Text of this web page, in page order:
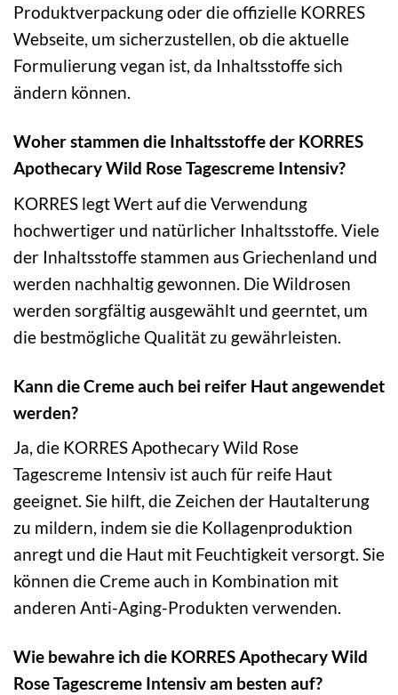
Produktverpackung oder die offizielle KORRES
Webseite, um sicherzustellen, ob die aktuelle
Formulierung vegan ist, da Inhaltsstoffe sich
ändern können.
Woher stammen die Inhaltsstoffe der KORRES
Apothecary Wild Rose Tagescreme Intensiv?
KORRES legt Wert auf die Verwendung
hochwertiger und natürlicher Inhaltsstoffe. Viele
der Inhaltsstoffe stammen aus Griechenland und
werden nachhaltig gewonnen. Die Wildrosen
werden sorgfältig ausgewählt und geerntet, um
die bestmögliche Qualität zu gewährleisten.
Kann die Creme auch bei reifer Haut angewendet
werden?
Ja, die KORRES Apothecary Wild Rose
Tagescreme Intensiv ist auch für reife Haut
geeignet. Sie hilft, die Zeichen der Hautalterung
zu mildern, indem sie die Kollagenproduktion
anregt und die Haut mit Feuchtigkeit versorgt. Sie
können die Creme auch in Kombination mit
anderen Anti-Aging-Produkten verwenden.
Wie bewahre ich die KORRES Apothecary Wild
Rose Tagescreme Intensiv am besten auf?